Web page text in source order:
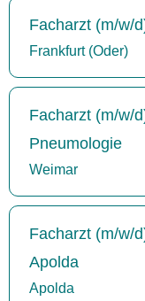
Facharzt (m/w/
Frankfurt (Oder)
Facharzt (m/w/
Pneumologie
Weimar
Facharzt (m/w/
Apolda
Apolda